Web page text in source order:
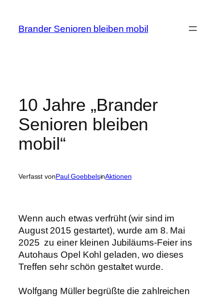
springen
Brander Senioren bleiben mobil
10 Jahre „Brander
Senioren bleiben
mobil“
Verfasst vonPaul GoebbelsinAktionen
Wenn auch etwas verfrüht (wir sind im
August 2015 gestartet), wurde am 8. Mai
2025 zu einer kleinen Jubiläums-Feier ins
Autohaus Opel Kohl geladen, wo dieses
Treffen sehr schön gestaltet wurde.
Wolfgang Müller begrüßte die zahlreichen